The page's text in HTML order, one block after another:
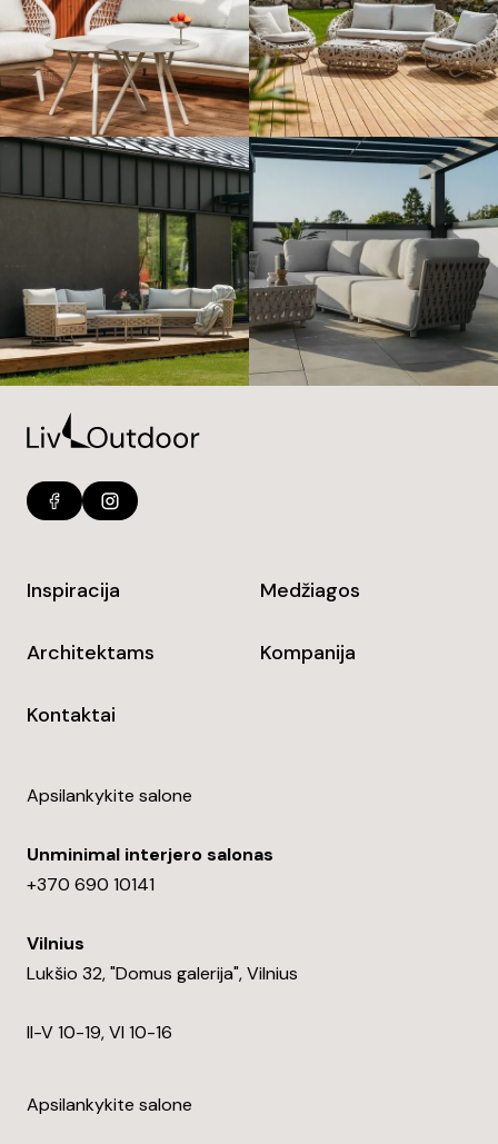
Inspiracija Medžiagos
Architektams Kompanija
Kontaktai
Apsilankykite salone
Unminimal interjero salonas
+370 690 10141
Vilnius
Lukšio 32, "Domus galerija", Vilnius
II-V 10-19, VI 10-16
Apsilankykite salone